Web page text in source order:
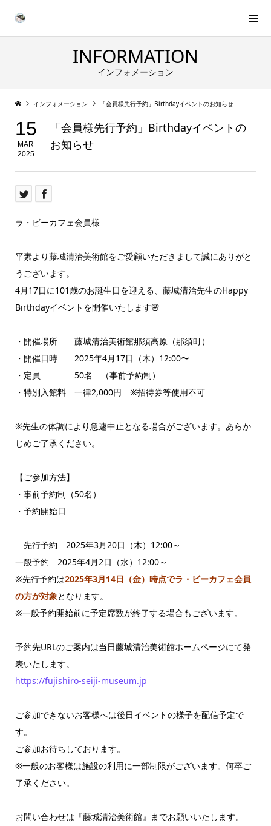
INFORMATION
インフォメーション
インフォメーション 「会員様先行予約」Birthdayイベントのお知らせ
15
MAR
2025
「会員様先行予約」Birthdayイベントの
お知らせ
ラ・ビーカフェ会員様
平素より藤城清治美術館をご愛顧いただきまして誠にありがと
うございます。
4月17日に101歳のお誕生日を迎える、藤城清治先生のHappy
Birthdayイベントを開催いたします🌸
・開催場所 藤城清治美術館那須高原（那須町）
・開催日時 2025年4月17日（木）12:00〜
・定員 50名 （事前予約制）
・特別入館料 一律2,000円 ※招待券等使用不可
※先生の体調により急遽中止となる場合がございます。あらか
じめご了承ください。
【ご参加方法】
・事前予約制（50名）
・予約開始日
先行予約 2025年3月20日（木）12:00～
一般予約 2025年4月2日（水）12:00～
※先行予約は2025年3月14日（金）時点でラ・ビーカフェ会員
の方が対象となります。
※一般予約開始前に予定席数が終了する場合もございます。
予約先URLのご案内は当日藤城清治美術館ホームページにて発
表いたします。
https://fujishiro-seiji-museum.jp
ご参加できないお客様へは後日イベントの様子を配信予定で
す。
ご参加お待ちしております。
※一般のお客様は施設の利用に一部制限がございます。何卒ご
了承ください。
お問い合わせは『藤城清治美術館』までお願いいたします。